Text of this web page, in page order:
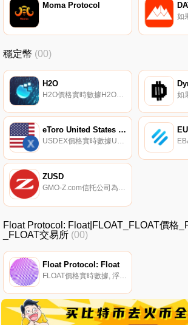
Moma Protocol
穩定幣 (00)
H2O
H2O價格實時數據H2O是去中心化的、無許可的,最大限度地減少了治理。除了本地$Ocean代幣外,該資產還將作為海洋協議生態系統中的交換媒介.
eToro United States Dollar
USDEX價格實時數據USDEX是一種代幣化的穩定幣,代表美元,估值為1:1。因此,它將美元表示為其加密貨幣等價物.
ZUSD
GMO-Z.com信托公司為每個人連接傳統金融和區塊鏈。我們正在發行GYEN,世界；第一個受監管的日本日元掛鉤穩定幣,以及新的數字美元。GMO-Z.com信托公司成立于2020年,被紐約州金融服務部授予有限目的信托章程,是日本金融和IT集團GMO互聯網集團的子公司.
Float Protocol: Float|FLOAT_FLOAT價格
_FLOAT交易所 (00)
Float Protocol: Float
FLOAT價格實時數據, 浮動協議正在構建未來的去中心化貨幣體系。協議的核心是FLOAT令牌。它被設計成第一種真正的原生互聯網貨幣,完全滿足貨幣的三大特性：作為交換媒介、價值存儲和記賬單位.